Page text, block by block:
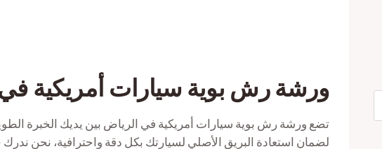
المقالات
PRIVACY POLICY
ورشة رش بوية سيارات أمريكية
تضع ورشة رش بوية سيارات أمريكية في الرياض بين يديك الخبرة
لضمان استعادة البريق الأصلي لسيارتك بكل دقة واحترافية، نحن